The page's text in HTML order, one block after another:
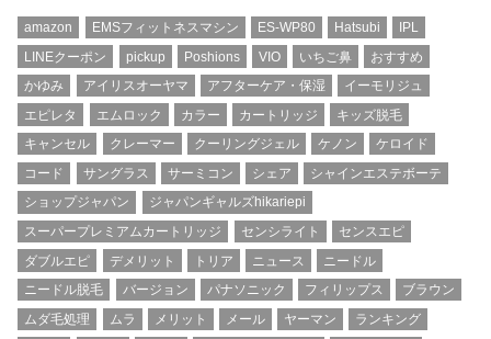
amazon EMSフィットネスマシン ES-WP80 Hatsubi
IPL
LINEクーポン
pickup Poshions VIO いちご鼻
おすすめ
かゆみ
アイリスオーヤマ アフターケア・保湿
イーモリジュ
エピレタ
エムロック カラー カートリッジ
キッズ脱毛
キャンセル
クレーマー クーリングジェル ケノン
ケロイド
コード
サングラス サーミコン シェア
シャインエステボーテ
ショップジャパン
ジャパンギャルズhikariepi
スーパープレミアムカートリッジ
センシライト
センスエピ
ダブルエピ
デメリット トリア ニュース
ニードル
ニードル脱毛
バージョン パナソニック フィリップス
ブラウン
ムダ毛処理
ムラ メリット メール ヤーマン
ランキング